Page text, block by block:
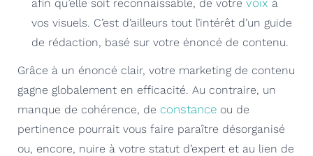
afin qu’elle soit reconnaissable, de votre
à
vos visuels. C’est d’ailleurs tout l’intérêt d’un guide
de rédaction, basé sur votre énoncé de contenu.
Grâce à un énoncé clair, votre marketing de contenu
gagne globalement en efficacité. Au contraire, un
manque de cohérence, de constance ou de
pertinence pourrait vous faire paraître désorganisé
ou, encore, nuire à votre statut d’expert et au lien de